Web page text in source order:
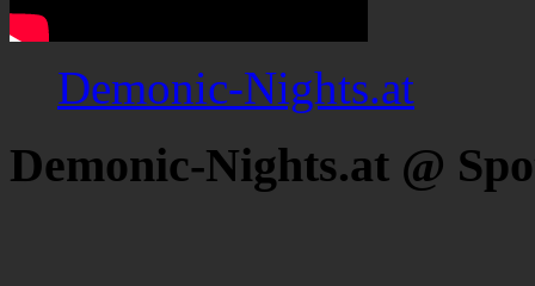
Demonic-Nights.at
Demonic-Nights.at @